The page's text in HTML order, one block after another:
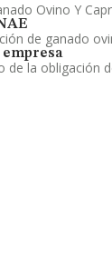
Ovino Y
de ganado
empresa
de la obligación